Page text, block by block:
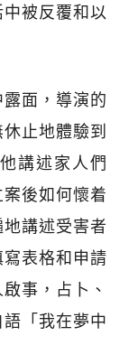
被反覆和以
面，導演的
止地體驗到
講述家人們
案後如何懷着
講述受害者
表格和申請
事，占卜、
「我在夢中